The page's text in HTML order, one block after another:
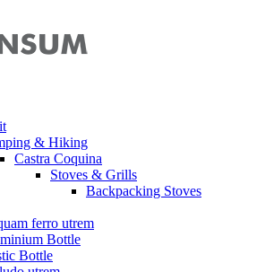
& Hiking
Castra Coquina
Stoves & Grills
Backpacking Stoves
ferro utrem
Bottle
Bottle